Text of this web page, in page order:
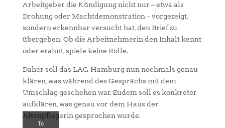
Arbeitgeber die Kündigung nicht nur – etwa als
Drohung oder Machtdemonstration – vorgezeigt,
sondern erkennbar versucht hat, den Brief zu
übergeben. Ob die Arbeitnehmerin den Inhalt kennt
oder erahnt, spiele keine Rolle.
Daher soll das LAG Hamburg nun nochmals genau
klären, was während des Gesprächs mit dem
Umschlag geschehen war. Zudem soll es konkreter
aufklären, was genau vor dem Haus der
Altenpflegerin gesprochen wurde.
To